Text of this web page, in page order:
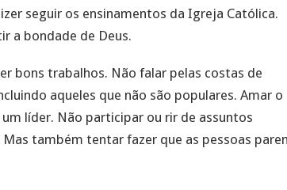
seguir os ensinamentos da Igreja Católica.
a bondade de Deus.
bons trabalhos. Não falar pelas costas de
aqueles que não são populares. Amar o
líder. Não participar ou rir de assuntos
também tentar fazer que as pessoas